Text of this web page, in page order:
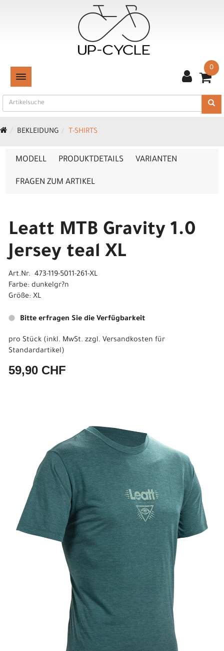
TOGGLE NAVIGATION
0
BEKLEIDUNG T-SHIRTS
MODELL PRODUKTDETAILS VARIANTEN
FRAGEN ZUM ARTIKEL
Leatt MTB Gravity 1.0
Jersey teal XL
Art.Nr. 473-119-5011-261-XL
Farbe: dunkelgr?n
Größe: XL
Bitte erfragen Sie die Verfügbarkeit
pro Stück (inkl. MwSt. zzgl. Versandkosten für
Standardartikel)
59,90 CHF